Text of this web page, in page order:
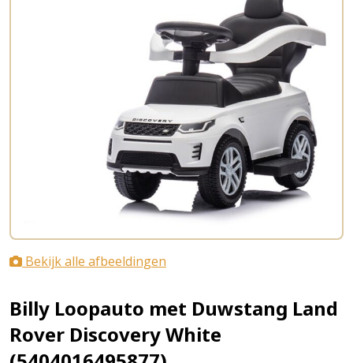
Bekijk alle afbeeldingen
Billy Loopauto met Duwstang Land
Rover Discovery White